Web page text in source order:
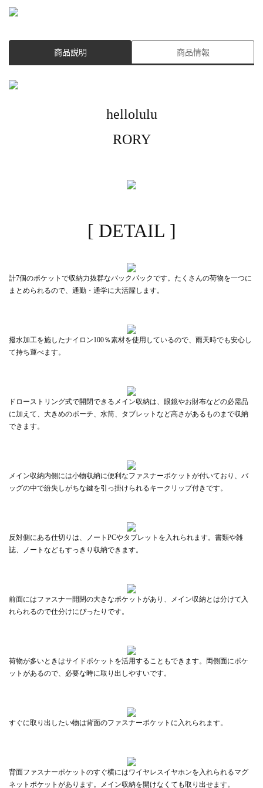
商品説明 商品情報
hellolulu
RORY
[ DETAIL ]
計7個のポケットで収納力抜群なバックパックです。たくさんの荷物を一つに
まとめられるので、通勤・通学に大活躍します。
撥水加工を施したナイロン100％素材を使用しているので、雨天時でも安心し
て持ち運べます。
ドローストリング式で開閉できるメイン収納は、眼鏡やお財布などの必需品
に加えて、大きめのポーチ、水筒、タブレットなど高さがあるものまで収納
できます。
メイン収納内側には小物収納に便利なファスナーポケットが付いており、バ
ッグの中で紛失しがちな鍵を引っ掛けられるキークリップ付きです。
反対側にある仕切りは、ノートPCやタブレットを入れられます。書類や雑
誌、ノートなどもすっきり収納できます。
前面にはファスナー開閉の大きなポケットがあり、メイン収納とは分けて入
れられるので仕分けにぴったりです。
荷物が多いときはサイドポケットを活用することもできます。両側面にポケ
ットがあるので、必要な時に取り出しやすいです。
すぐに取り出したい物は背面のファスナーポケットに入れられます。
背面ファスナーポケットのすぐ横にはワイヤレスイヤホンを入れられるマグ
ネットポケットがあります。メイン収納を開けなくても取り出せます。